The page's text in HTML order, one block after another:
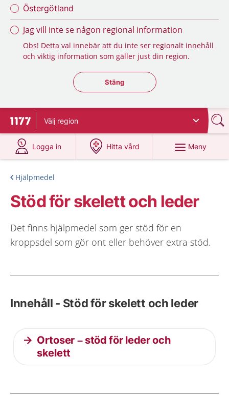
Östergötland
Jag vill inte se någon regional information
Obs! Detta val innebär att du inte ser regionalt innehåll
och viktig information som gäller just din region.
Stäng regionsväljaren
Stäng
Till startsidan för 1177
Välj region
Logga in
på 1177.se
Hitta vård
på 1177.se
Meny
Hjälpmedel
Stöd för skelett och leder
Det finns hjälpmedel som ger stöd för en
kroppsdel som gör ont eller behöver extra stöd.
Innehåll - Stöd för skelett och leder
Ortoser – stöd för leder och
skelett